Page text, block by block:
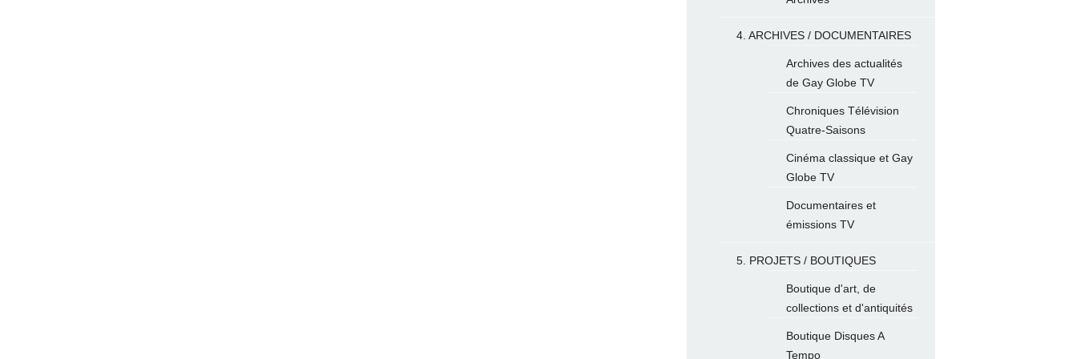
4. ARCHIVES / DOCUMENTAIRES
Archives des actualités
de Gay Globe TV
Chroniques Télévision
Quatre-Saisons
Cinéma classique et Gay
Globe TV
Documentaires et
émissions TV
5. PROJETS / BOUTIQUES
Boutique d'art, de
collections et d'antiquités
Boutique Disques A
Tempo